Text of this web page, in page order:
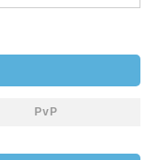
PvP